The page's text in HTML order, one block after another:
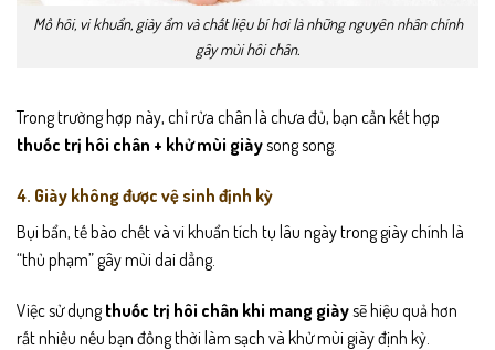
Mồ hôi, vi khuẩn, giày ẩm và chất liệu bí hơi là những nguyên nhân chính
gây mùi hôi chân.
Trong trường hợp này, chỉ rửa chân là chưa đủ, bạn cần kết hợp
thuốc trị hôi chân + khử mùi giàysong song.
4. Giày không được vệ sinh định kỳ
Bụi bẩn, tế bào chết và vi khuẩn tích tụ lâu ngày trong giày chính là
“thủ phạm” gây mùi dai dẳng.
Việc sử dụngthuốc trị hôi chân khi mang giàysẽ hiệu quả hơn
rất nhiều nếu bạn đồng thời làm sạch và khử mùi giày định kỳ.